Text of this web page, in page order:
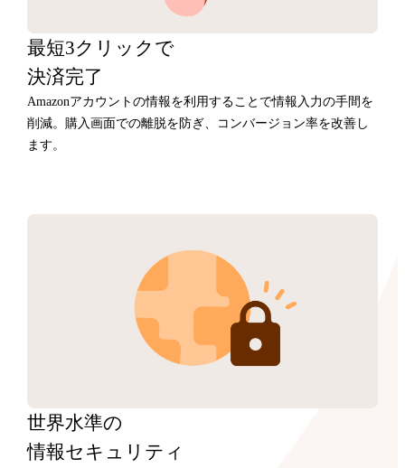
最短3クリックで
決済完了
Amazonアカウントの情報を利用することで情報入力の手間を
削減。購入画面での離脱を防ぎ、コンバージョン率を改善し
ます。
世界水準の
情報セキュリティ